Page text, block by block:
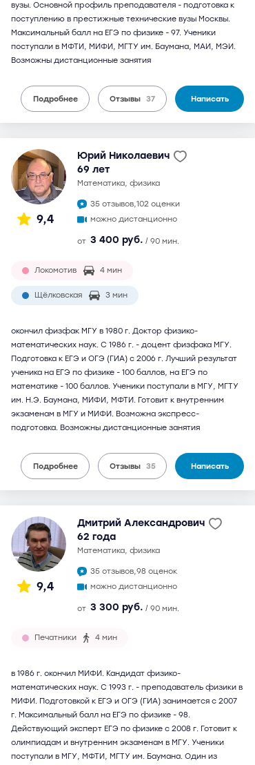
вузы. Основной профиль преподавателя - подготовка к
поступлению в престижные технические вузы Москвы.
Максимальный балл на ЕГЭ по физике - 97. Ученики
поступали в МФТИ, МИФИ, МГТУ им. Баумана, МАИ, МЭИ.
Возможны дистанционные занятия
Подробнее Отзывы 37 Написать
9,4
Юрий Николаевич
69 лет
математика, физика
35 отзывов,102 оценки
можно дистанционно
от 3 400 руб. / 90 мин.
Локомотив 4 мин
Щёлковская 3 мин
окончил физфак МГУ в 1980 г. Доктор физико-
математических наук. С 1986 г. - доцент физфака МГУ.
Подготовка к ЕГЭ и ОГЭ (ГИА) с 2006 г. Лучший результат
ученика на ЕГЭ по физике - 100 баллов, на ЕГЭ по
математике - 100 баллов. Ученики поступали в МГУ, МГТУ
им. Н.Э. Баумана, МИФИ, МФТИ. Готовит к внутренним
экзаменам в МГУ и МИФИ. Возможна экспресс-
подготовка. Возможны дистанционные занятия
Подробнее Отзывы 35 Написать
9,4
Дмитрий Александрович
62 года
математика, физика
35 отзывов,98 оценок
можно дистанционно
от 3 300 руб. / 90 мин.
Печатники 4 мин
в 1986 г. окончил МИФИ. Кандидат физико-
математических наук. С 1993 г. - преподаватель физики в
МИФИ. Подготовкой к ЕГЭ и ОГЭ (ГИА) занимается с 2007
г. Максимальный балл на ЕГЭ по физике - 98.
Действующий эксперт ЕГЭ по физике с 2008 г. Готовит к
олимпиадам и внутренним экзаменам в МГУ. Ученики
поступали в МГУ, МФТИ, МГТУ им. Баумана. Один из